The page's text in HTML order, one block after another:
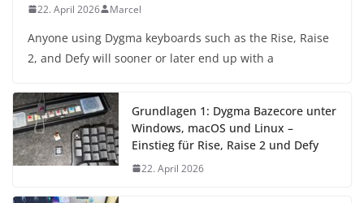
22. April 2026 Marcel
Anyone using Dygma keyboards such as the Rise, Raise
2, and Defy will sooner or later end up with a
Grundlagen 1: Dygma Bazecore unter
Windows, macOS und Linux –
Einstieg für Rise, Raise 2 und Defy
22. April 2026